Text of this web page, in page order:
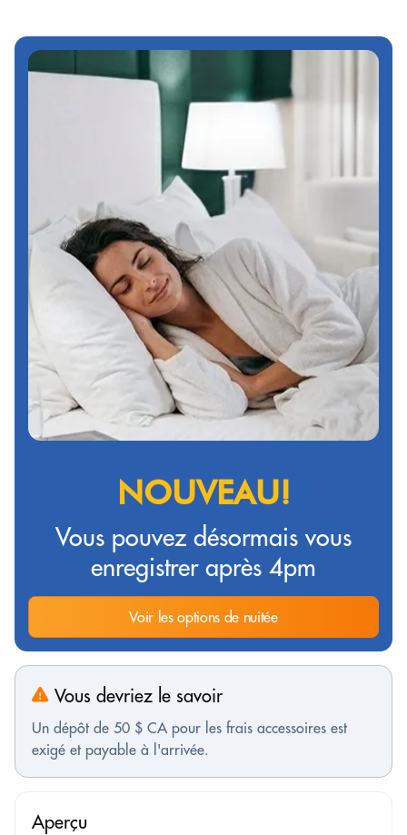
NOUVEAU!
Vous pouvez désormais vous
enregistrer après 4pm
Voir les options de nuitée
Vous devriez le savoir
Un dépôt de 50 $ CA pour les frais accessoires est
exigé et payable à l'arrivée.
Aperçu